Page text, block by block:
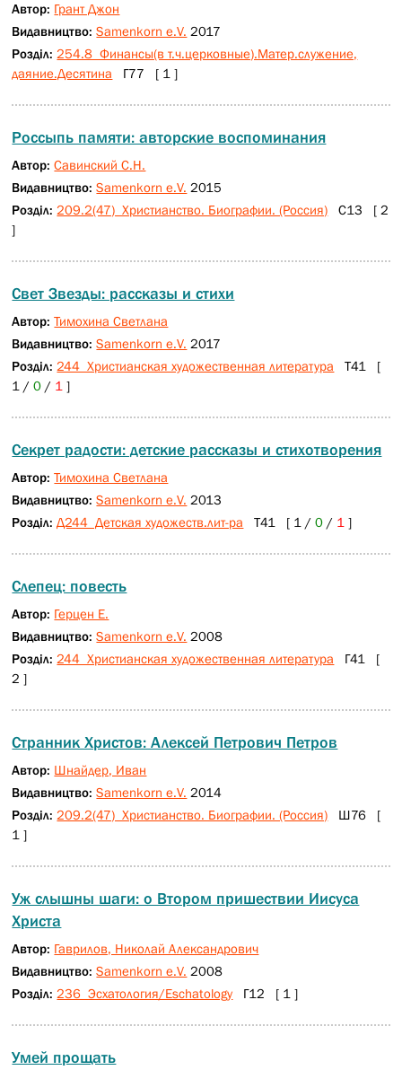
Автор: Грант Джон
Видавництво:Samenkorn e.V. 2017
Розділ: 254.8 Финансы(в т.ч.церковные).Матер.служение,
даяние.Десятина Г77 [ 1 ]
Россыпь памяти: авторские воспоминания
Автор:Савинский С.Н.
Видавництво:Samenkorn e.V. 2015
Розділ: 209.2(47) Христианство. Биографии. (Россия) C13 [ 2
]
Свет Звезды: рассказы и стихи
Автор:Тимохина Светлана
Видавництво:Samenkorn e.V. 2017
Розділ: 244 Христианская художественная литература Т41 [
1 /0 / 1]
Секрет радости: детские рассказы и стихотворения
Автор:Тимохина Светлана
Видавництво:Samenkorn e.V. 2013
Розділ: Д244 Детская художеств.лит-ра Т41 [ 1 /0 / 1]
Слепец: повесть
Автор: Герцен Е.
Видавництво:Samenkorn e.V. 2008
Розділ: 244 Христианская художественная литература Г41 [
2 ]
Странник Христов: Алексей Петрович Петров
Автор: Шнайдер, Иван
Видавництво:Samenkorn e.V. 2014
Розділ: 209.2(47) Христианство. Биографии. (Россия) Ш76 [
1 ]
Уж слышны шаги: о Втором пришествии Иисуса
Христа
Автор: Гаврилов, Николай Александрович
Видавництво:Samenkorn e.V. 2008
Розділ: 236 Эсхатология/Eschatology Г12 [ 1 ]
Умей прощать